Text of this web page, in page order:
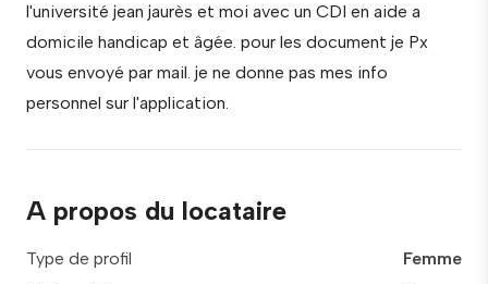
l'université jean jaurès et moi avec un CDI en aide a
domicile handicap et âgée. pour les document je Px
vous envoyé par mail. je ne donne pas mes info
personnel sur l'application.
A propos du locataire
Type de profil
Femme